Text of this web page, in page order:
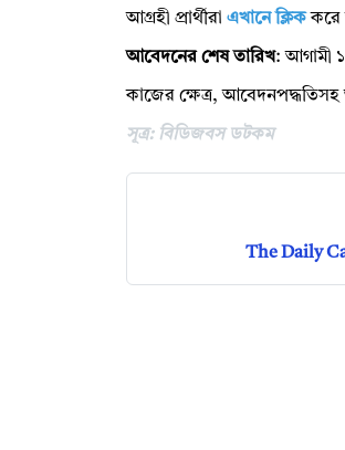
আগ্রহী প্রার্থীরা এখানে ক্লিককরে
আবেদনের শেষ তারিখ: আগামী
কাজের ক্ষেত্র, আবেদনপদ্ধতিসহ
সূত্র: বিডিজবস ডটকম
The Daily